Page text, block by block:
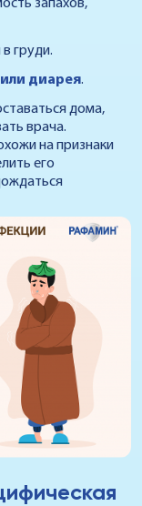
запахов,
груди.
диарея.
дома,
врача.
на признаки
его